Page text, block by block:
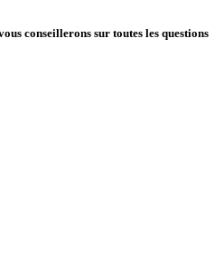
conseillerons sur toutes les questions